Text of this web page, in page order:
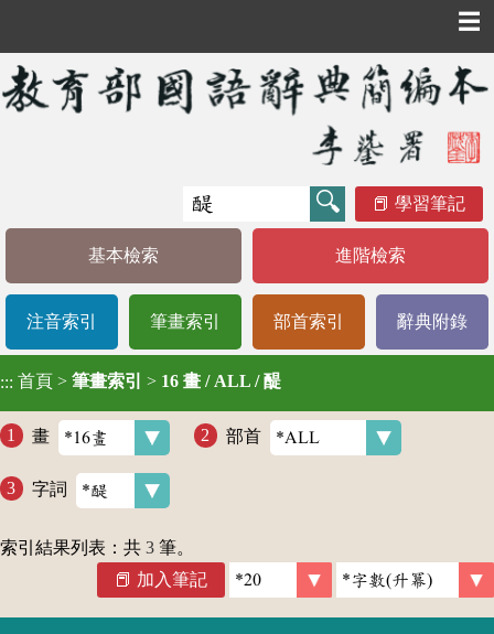
☰
學習筆記
基本檢索 進階檢索
注音索引 筆畫索引 部首索引 辭典附錄
::: 首頁 > 筆畫索引 > 16 畫 / ALL / 醍
畫 部首
字詞
索引結果列表：共 3 筆。
加入筆記